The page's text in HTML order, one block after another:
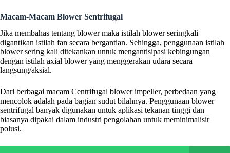
Macam-Macam Blower Sentrifugal
Jika membahas tentang blower maka istilah blower seringkali
digantikan istilah fan secara bergantian. Sehingga, penggunaan istilah
blower sering kali ditekankan untuk mengantisipasi kebingungan
dengan istilah axial blower yang menggerakan udara secara
langsung/aksial.
Dari berbagai macam Centrifugal blower impeller, perbedaan yang
mencolok adalah pada bagian sudut bilahnya. Penggunaan blower
sentrifugal banyak digunakan untuk aplikasi tekanan tinggi dan
biasanya dipakai dalam industri pengolahan untuk meminimalisir
polusi.